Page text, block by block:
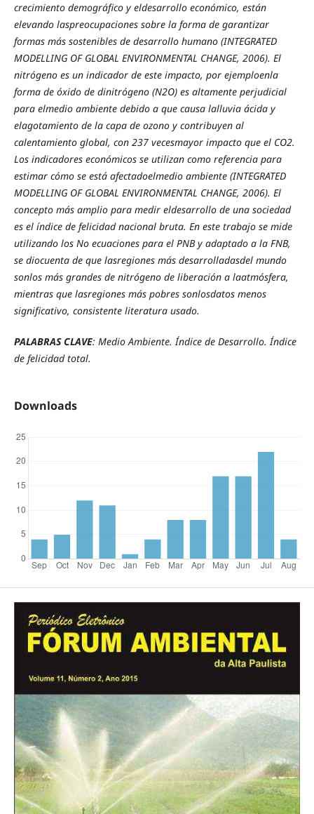
crecimiento demográfico y eldesarrollo económico, están
elevando laspreocupaciones sobre la forma de garantizar
formas más sostenibles de desarrollo humano (INTEGRATED
MODELLING OF GLOBAL ENVIRONMENTAL CHANGE, 2006). El
nitrógeno es un indicador de este impacto, por ejemploenla
forma de óxido de dinitrógeno (N2O) es altamente perjudicial
para elmedio ambiente debido a que causa lalluvia ácida y
elagotamiento de la capa de ozono y contribuyen al
calentamiento global, con 237 vecesmayor impacto que el CO2.
Los indicadores económicos se utilizan como referencia para
estimar cómo se está afectadoelmedio ambiente (INTEGRATED
MODELLING OF GLOBAL ENVIRONMENTAL CHANGE, 2006). El
concepto más amplio para medir eldesarrollo de una sociedad
es el índice de felicidad nacional bruta. En este trabajo se mide
utilizando los No ecuaciones para el PNB y adaptado a la FNB,
se diocuenta de que lasregiones más desarrolladasdel mundo
sonlos más grandes de nitrógeno de liberación a laatmósfera,
mientras que lasregiones más pobres sonlosdatos menos
significativo, consistente literatura usado.
PALABRAS CLAVE: Medio Ambiente. Índice de Desarrollo. Índice
de felicidad total.
Downloads